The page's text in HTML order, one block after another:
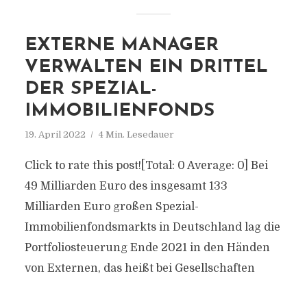
EXTERNE MANAGER
VERWALTEN EIN DRITTEL
DER SPEZIAL-
IMMOBILIENFONDS
19. April 2022 4 Min. Lesedauer
Click to rate this post![Total: 0 Average: 0] Bei
49 Milliarden Euro des insgesamt 133
Milliarden Euro großen Spezial-
Immobilienfondsmarkts in Deutschland lag die
Portfoliosteuerung Ende 2021 in den Händen
von Externen, das heißt bei Gesellschaften